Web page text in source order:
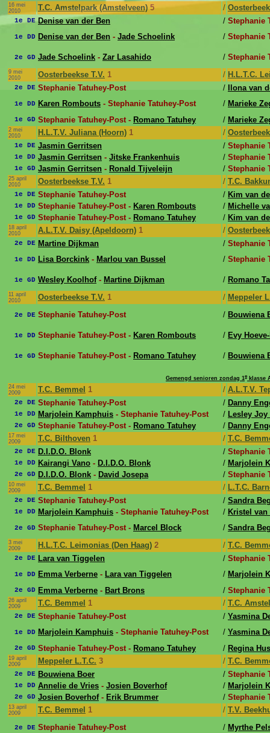
16 mei
2010
T.C. Amstelpark (Amstelveen) 5 /
1e DE Denise van der Ben / Stephanie
1e DD Denise van der Ben - Jade Schoelink / Stephanie
2e GD Jade Schoelink - Zar Lasahido / Stephanie
9 mei
2010
Oosterbeekse T.V. 1 / H.L.T.C.
2e DE Stephanie Tatuhey-Post / Ilona van
1e DD Karen Rombouts - Stephanie Tatuhey-Post / Marieke
1e GD Stephanie Tatuhey-Post - Romano Tatuhey / Marieke
2 mei
2010
H.L.T.V. Juliana (Hoorn) 1 /
1e DE Jasmin Gerritsen / Stephanie
1e DD Jasmin Gerritsen - Jitske Frankenhuis / Stephanie
1e GD Jasmin Gerritsen - Ronald Tijveleijn / Stephanie
25 april
2010
Oosterbeekse T.V. 1 / T.C.
1e DE Stephanie Tatuhey-Post / Kim van
1e DD Stephanie Tatuhey-Post - Karen Rombouts / Michelle
1e GD Stephanie Tatuhey-Post - Romano Tatuhey / Kim van
18 april
2010
A.L.T.V. Daisy (Apeldoorn) 1 /
2e DE Martine Dijkman / Stephanie
1e DD Lisa Borckink - Marlou van Bussel / Stephanie
1e GD Wesley Koolhof- Martine Dijkman / Romano
11 april
2010
Oosterbeekse T.V. 1 / Meppeler
2e DE Stephanie Tatuhey-Post / Bouwiena
1e DD Stephanie Tatuhey-Post - Karen Rombouts / Evy
1e GD Stephanie Tatuhey-Post - Romano Tatuhey / Bouwiena
Gemengd senioren zondag 1e klasse
24 mei
2009
T.C. Bemmel 1 / A.L.T.V.
2e DE Stephanie Tatuhey-Post / Danny
1e DD Marjolein Kamphuis - Stephanie Tatuhey-Post / Lesley
2e GD Stephanie Tatuhey-Post - Romano Tatuhey / Danny
17 mei
2009
T.C. Bilthoven 1 / T.C.
2e DE D.I.D.O. Blonk / Stephanie
1e DD Kairangi Vano - D.I.D.O. Blonk / Marjolein
2e GD D.I.D.O. Blonk - David Josepa / Stephanie
10 mei
2009
T.C. Bemmel 1 / L.T.C.
2e DE Stephanie Tatuhey-Post / Sandra
1e DD Marjolein Kamphuis - Stephanie Tatuhey-Post / Kristel van
2e GD Stephanie Tatuhey-Post - Marcel Block / Sandra
3 mei
2009
H.L.T.C. Leimonias (Den Haag) 2 / T.C.
2e DE Lara van Tiggelen / Stephanie
1e DD Emma Verberne - Lara van Tiggelen / Marjolein
2e GD Emma Verberne - Bart Brons / Stephanie
26 april
2009
T.C. Bemmel 1 / T.C.
2e DE Stephanie Tatuhey-Post / Yasmina
1e DD Marjolein Kamphuis - Stephanie Tatuhey-Post / Yasmina
2e GD Stephanie Tatuhey-Post - Romano Tatuhey / Regina
19 april
2009
Meppeler L.T.C. 3 / T.C.
2e DE Bouwiena Boer / Stephanie
1e DD Annelie de Vries - Josien Boverhof / Marjolein
2e GD Josien Boverhof- Erik Brummer / Stephanie
13 april
2009
T.C. Bemmel 1 / T.V.
2e DE Stephanie Tatuhey-Post / Myrthe